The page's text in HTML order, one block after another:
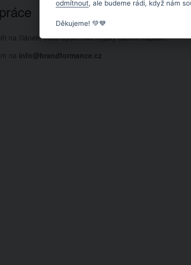
na článek, nebo byste rádi nějaký článek napsali?
na info@brandformance.cz
odmítnout, ale budeme rádi, když nám
Děkujeme! 💚💙